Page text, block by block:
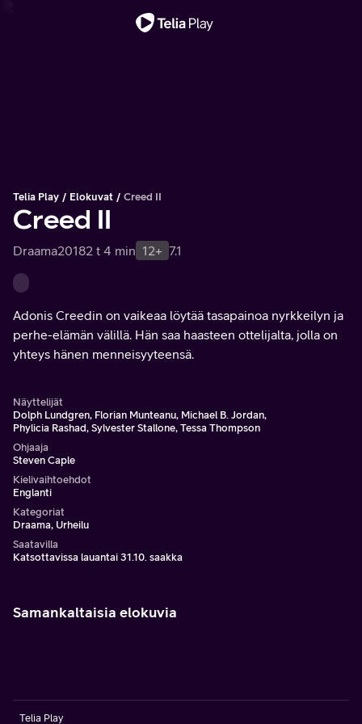
Telia Play Elokuvat Creed II
Creed II
Draama20182 t 4 min 12+ 7.1
Adonis Creedin on vaikeaa löytää tasapainoa nyrkkeilyn ja
perhe-elämän välillä. Hän saa haasteen ottelijalta, jolla on
yhteys hänen menneisyyteensä.
Näyttelijät
Dolph Lundgren, Florian Munteanu, Michael B. Jordan,
Phylicia Rashad, Sylvester Stallone, Tessa Thompson
Ohjaaja
Steven Caple
Kielivaihtoehdot
Englanti
Kategoriat
Draama, Urheilu
Saatavilla
Katsottavissa lauantai 31.10. saakka
Samankaltaisia elokuvia
Telia Play